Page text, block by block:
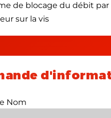
de blocage du débit par
sur la vis
Nom